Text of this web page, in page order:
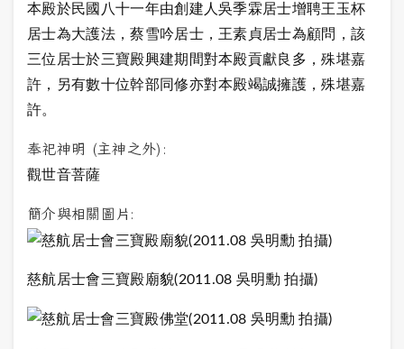
本殿於民國八十一年由創建人吳季霖居士增聘王玉杯
居士為大護法，蔡雪吟居士，王素貞居士為顧問，該
三位居士於三寶殿興建期間對本殿貢獻良多，殊堪嘉
許，另有數十位幹部同修亦對本殿竭誠擁護，殊堪嘉
許。
奉祀神明 (主神之外):
觀世音菩薩
簡介與相關圖片:
慈航居士會三寶殿廟貌(2011.08 吳明勳 拍攝)